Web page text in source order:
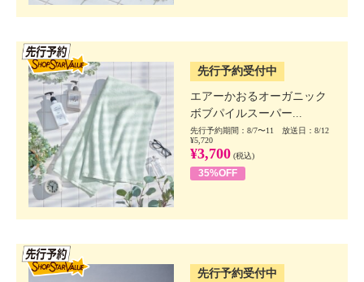
先行予約受付中
エアーかおるオーガニック
ボブパイルスーパー...
先行予約期間：8/7〜11 放送日：8/12
¥5,720
¥3,700 (税込)
35%OFF
先行予約受付中